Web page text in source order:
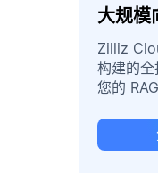
大规模
Zilliz
构建的
您的